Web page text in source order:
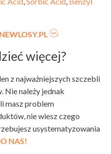
więcej?
z najważniejszych szczebli
Nie należy jednak
masz problem
nie wiesz czego
usystematyzowania
NAS!